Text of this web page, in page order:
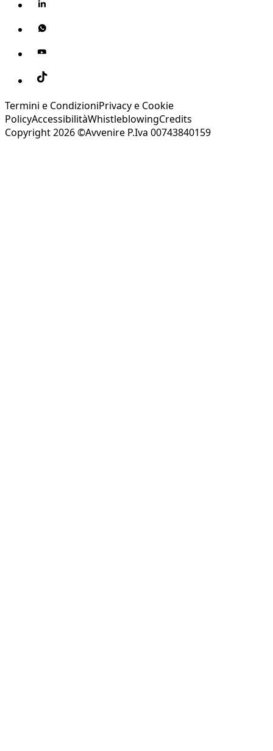
Termini e CondizioniPrivacy e Cookie
PolicyAccessibilitàWhistleblowingCredits
Copyright 2026 ©Avvenire P.Iva 00743840159